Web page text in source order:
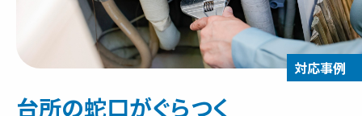
台所の蛇口がぐらつく